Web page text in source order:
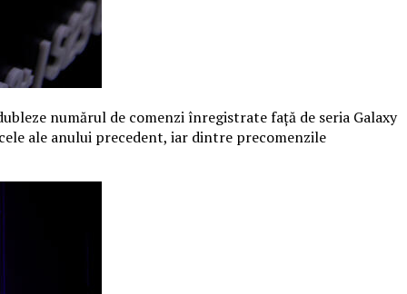
numărul de comenzi înregistrate față de seria Galaxy
ale anului precedent, iar dintre precomenzile